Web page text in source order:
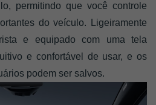
permitindo que você controle
do veículo. Ligeiramente
e equipado com uma tela
e confortável de usar, e os
podem ser salvos.